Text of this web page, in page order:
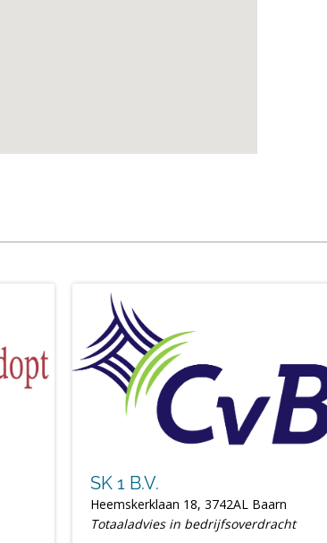
SK 1 B.V.
Heemskerklaan 18, 3742AL Baarn
Totaaladvies in bedrijfsoverdracht